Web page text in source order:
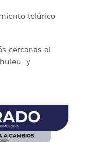
telúrico
cercanas al
y